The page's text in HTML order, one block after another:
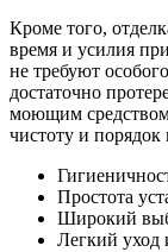
Кроме того,
время и усилия
не требуют
достаточно
моющим
чистоту и порядок
Простота
Широкий
Легкий уход